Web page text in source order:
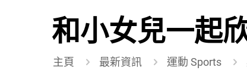
和小女兒一起
主頁 最新資訊 運動 Sports